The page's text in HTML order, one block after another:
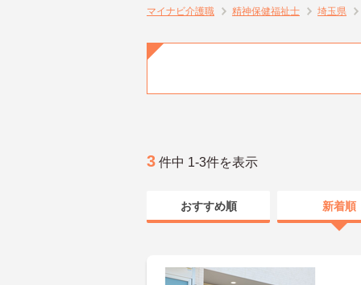
マイナビ介護職 精神保健福祉士 埼玉県
3 件中 1-3件を表示
おすすめ順 新着順